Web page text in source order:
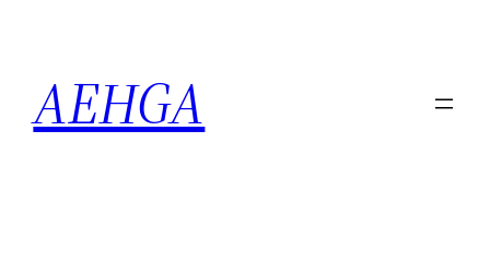
contenido
AEHGA